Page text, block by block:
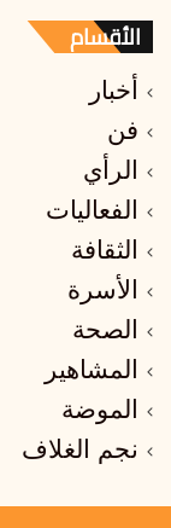
الأقسام
أخبار
فن
الرأي
الفعاليات
الثقافة
الأسرة
الصحة
المشاهير
الموضة
نجم الغلاف